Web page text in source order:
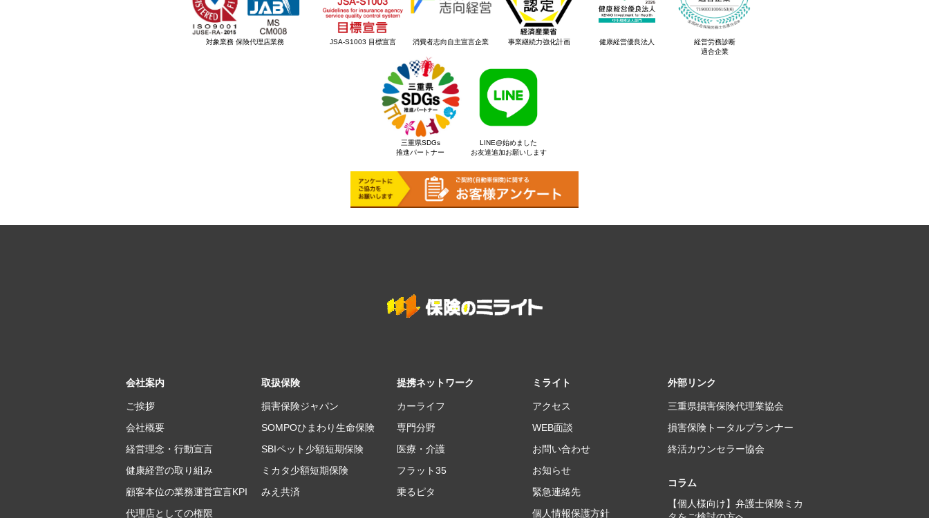
対象業務 保険代理店業務 JSA-S1003 目標宣言 消費者志向自主宣言企業 事業継続力強化計画 健康経営優良法人
経営労務診断
適合企業
三重県SDGs
推進パートナー
LINE@始めました
お友達追加お願いします
会社案内
ご挨拶
会社概要
経営理念・行動宣言
健康経営の取り組み
顧客本位の業務運営宣言KPI
代理店としての権限
取扱保険
損害保険ジャパン
SOMPOひまわり生命保険
SBIペット少額短期保険
ミカタ少額短期保険
みえ共済
提携ネットワーク
カーライフ
専門分野
医療・介護
フラット35
乗るピタ
ミライト
アクセス
WEB面談
お問い合わせ
お知らせ
緊急連絡先
個人情報保護方針
外部リンク
三重県損害保険代理業協会
損害保険トータルプランナー
終活カウンセラー協会
コラム
【個人様向け】弁護士保険ミカ